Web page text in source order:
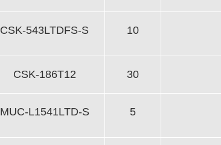
CSK-543LTDFS-S 10
CSK-186T12 30
MUC-L1541LTD-S 5